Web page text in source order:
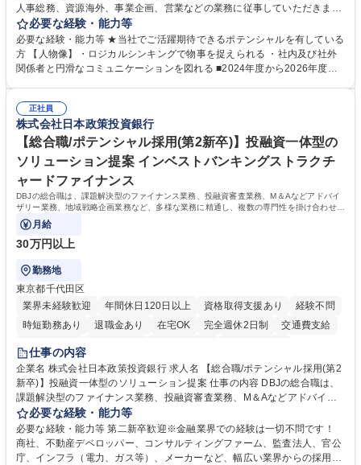
人事総務、資源海外、事業企画、営業などの業務に従事していただきま
す。 【業務内容の一例】■所属事業部の勤労業務 ■海外に関係する各種業
務 ■営業部門の企画スタッフ、ルート営業 【キャリアパス】入社後の配属
ポジションで一定期間ご活躍頂いた後、本人の適性及び将来のキャリアを
鑑みてジョブローテーションを行います。 【育成】OJTでの現場育成や研
表するインフラ企業 #ポテンシャル採用
必要な経験・能力等
必要な経験・能力等 ★当社でご活躍期待できるポテンシャルを有している
方 【人物像】・ロジカルシンキングで物事を捉えられる ・社内及び社外
関係者と円滑なコミュニケーションを図れる ■2024年度から2026年度ま
72.html ■エネルギーセキュリティの不安定化や気候変動による自然災害の
甚大化など、これまで以上に社会課題解決の重要性が高まっています。
「未来の日常」の創造に向けて持続可能な社会の実現に貢献してまいりま
す。 学歴・資格 学歴：大学院 大学 語学力： 資格：
正社員
株式会社日本政策投資銀行
【総合職/ポテンシャル採用(第2新卒)】投融資一体型の
ソリューション提案 インベストバンキングストラクチ
ャードファイナンス
DBJの総合職は、課題解決型のファイナンス業務、投融資審査業務、M＆Aなどアドバイ
ザリー業務、地域戦略企画業務など、多様な業務に精通し、複数の専門性を掛け合わせて
広く社会に貢献していく職種です。
月給
30万円以上
勤務地
東京都千代田区
業界未経験歓迎
年間休日120日以上 資格取得支援あり
経験不問
時短勤務あり
退職金あり 在宅OK 完全週休2日制
交通費支給
駅近5分以内
食事補助あり
託児所あり
仕事の内容
企業名 株式会社日本政策投資銀行 求人名 【総合職/ポテンシャル採用(第2
新卒)】投融資一体型のソリューション提案 仕事の内容 DBJの総合職は、
課題解決型のファイナンス業務、投融資審査業務、M＆Aなどアドバイザ
リー業務、地域戦略企画業務など、多様な業務に精通し、複数の専門性を
掛け合わせて広く社会に貢献していく職種です。 入社後は、横断的なロー
テーションを経て適性や専門性に応じたキャリアを形成していただきま
す。総合職として入社いただき、下記いずれかの部門でご活躍いただきま
必要な経験・能力等
必要な経験・能力等 第二新卒歓迎※金融業界での経験は一切不問です！
商社、不動産デベロッパー、コンサルティングファーム、監査法人、官公
庁、インフラ（電力、ガス等）、メーカーなど、幅広い業界からの採用実